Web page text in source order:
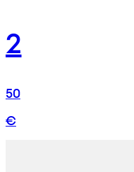
2
50
€